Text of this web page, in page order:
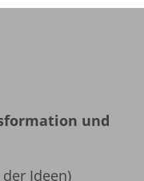
und
Ideen)